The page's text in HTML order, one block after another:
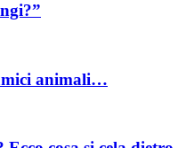
animali…